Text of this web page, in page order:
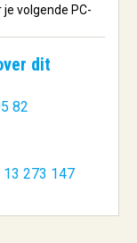
volgende PC-
dit
82
13 273 147